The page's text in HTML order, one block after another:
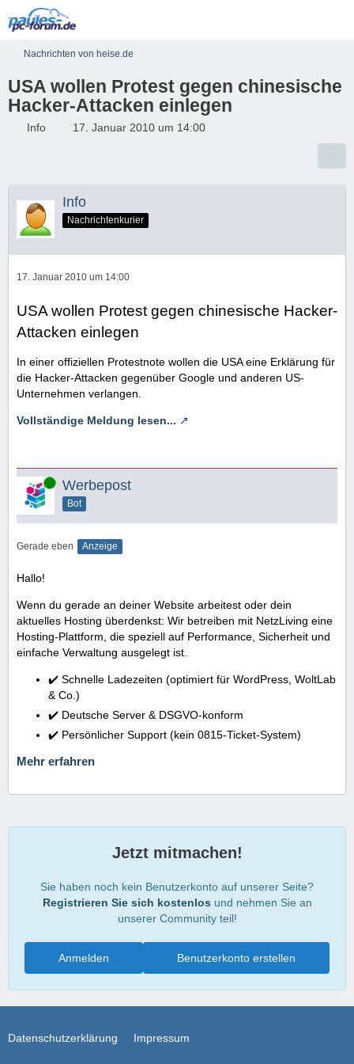
Nachrichten von heise.de
USA wollen Protest gegen chinesische
Hacker-Attacken einlegen
Info 17. Januar 2010 um 14:00
Info
Nachrichtenkurier
17. Januar 2010 um 14:00
USA wollen Protest gegen chinesische Hacker-
Attacken einlegen
In einer offiziellen Protestnote wollen die USA eine Erklärung für
die Hacker-Attacken gegenüber Google und anderen US-
Unternehmen verlangen.
Vollständige Meldung lesen...
Online Werbepost
Bot
Gerade eben Anzeige
Hallo!
Wenn du gerade an deiner Website arbeitest oder dein
aktuelles Hosting überdenkst: Wir betreiben mit NetzLiving eine
Hosting-Plattform, die speziell auf Performance, Sicherheit und
einfache Verwaltung ausgelegt ist.
✔️ Schnelle Ladezeiten (optimiert für WordPress, WoltLab
& Co.)
✔️ Deutsche Server & DSGVO-konform
✔️ Persönlicher Support (kein 0815-Ticket-System)
Mehr erfahren
Jetzt mitmachen!
Sie haben noch kein Benutzerkonto auf unserer Seite?
Registrieren Sie sich kostenlos und nehmen Sie an
unserer Community teil!
Benutzerkonto erstellen
Anmelden
Datenschutzerklärung Impressum